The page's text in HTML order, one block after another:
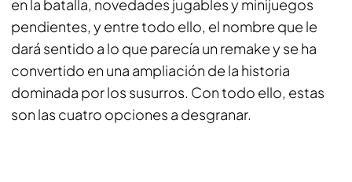
en la batalla, novedades jugables y minijuegos
pendientes, y entre todo ello, el nombre que le
dará sentido a lo que parecía un remake y se ha
convertido en una ampliación de la historia
dominada por los susurros. Con todo ello, estas
son las cuatro opciones a desgranar.